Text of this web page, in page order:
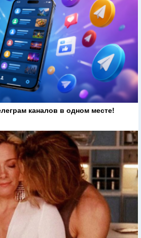
каналов в одном месте!